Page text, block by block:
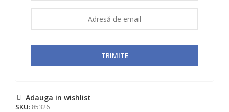
Adauga in wishlist
SKU: 85326